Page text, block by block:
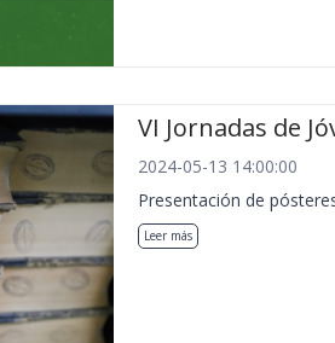
VI Jornadas de
2024-05-13 14:00:00
Presentación de
Leer más